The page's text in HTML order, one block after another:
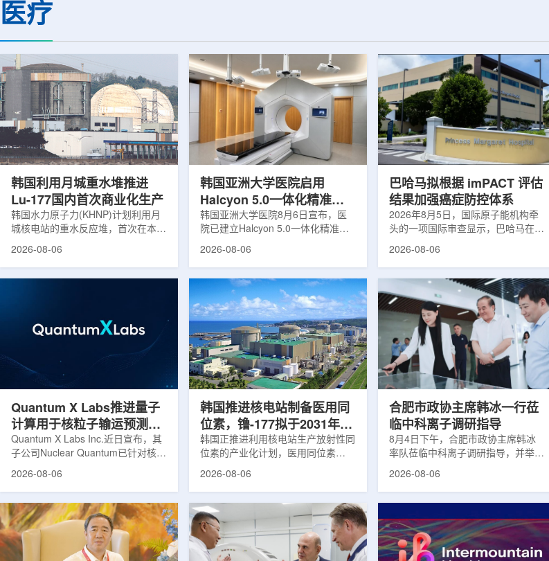
医疗
韩国利用月城重水堆推进
Lu-177国内首次商业化生产
韩国水力原子力(KHNP)计划利用月
城核电站的重水反应堆，首次在本土
生产用于癌症治疗的放射性同位素
元化的供应链并缩短运输时间。此次
计划的首要目标是实现镥-177的商业
化生产，预计在2028年进行试生
产，并在2031年开始全面量产。之
后，韩国水力原子力还将扩大生产范
2026-08-06
韩国亚洲大学医院启用
Halcyon 5.0一体化精准放
射治疗方案
韩国亚洲大学医院8月6日宣布，医
院已建立Halcyon 5.0一体化精准放
射治疗解决方案，并开始全面用于患
实时运动管理整合到同一治疗流程
中，用于提升图像引导放射治疗的精
准度和安全性。此次实施方案以
Halcyon系统软件5.0版本为基础，集
成高分辨率锥形束CT成像系统
HyperSight、六自由度患者定位台
Dynamic Couch，以及表面引导放
射治疗系统IDENTIFY。亚洲大学医
2026-08-06
巴哈马拟根据 imPACT 评估
结果加强癌症防控体系
2026年8月5日，国际原子能机构牵
头的一项国际审查显示，巴哈马在加
强癌症治疗服务方面具备进一步提升
治疗效果提出了路线图。巴哈马拿骚
玛格丽特公主医院(图片：Pelow
Media/Adobe Stock)这项 imPACT
评估由国际原子能机构、世界卫生组
织/泛美卫生组织和国际癌症研究机
构共同开展，应巴哈马卫生与健康部
请求进行，重点评估该国癌症防控能
力和实际需求。6月9日至11日，专
2026-08-06
Quantum X Labs推进量子
计算用于核粒子输运预测模
拟
Quantum X Labs Inc.近日宣布，其
子公司Nuclear Quantum已针对核工
业计算模拟中的一项瓶颈提出新方
算密集型场景。据介绍，传统粒子输
运模拟在核医学系统设计中具有重要
作用，但往往需要大量计算资源，并
伴随较长运行时间，影响研发和优化
2026-08-06
韩国推进核电站制备医用同
位素，镥-177拟于2031年商
业化生产
韩国正推进利用核电站生产放射性同
位素的产业化计划，医用同位素
镥-177(Lu-177)被列为首个商业化目
产，后续还可能将产品范围扩大至
钴-60、氚-3和氦-3等同位素。Lu-
177是当前全球放射性药物市场中应
用较广的治疗性放射性同位素，可用
2026-08-06
合肥市政协主席韩冰一行莅
临中科离子调研指导
8月4日下午，合肥市政协主席韩冰
率队莅临中科离子调研指导，并举行
座谈交流。市人大常委会副主任雍凤
中国科学院合肥物质科学研究院副院
长宋云涛，中科离子董事长刘璐，总
经理陈永华，副总经理丁开忠、李
2026-08-06